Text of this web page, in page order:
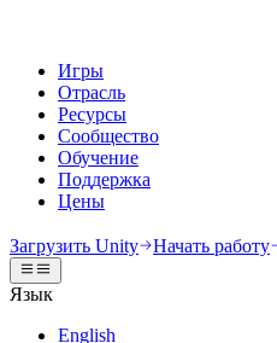
Игры
Отрасль
Ресурсы
Сообщество
Обучение
Поддержка
Цены
Движок Unity
Создавайте 2D и 3D игры для
3D сотрудничество
Создавайте и просматривайте
Документация
Обсуждения
Unity Learn
Освойте навыки Unity бесплатно
Получить помощь
Помогаем вам добиться успеха
Загрузить Unity Начать работу
Язык
English